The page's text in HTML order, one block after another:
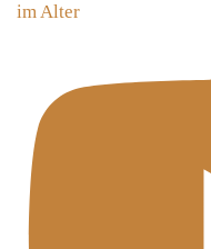
im Alter